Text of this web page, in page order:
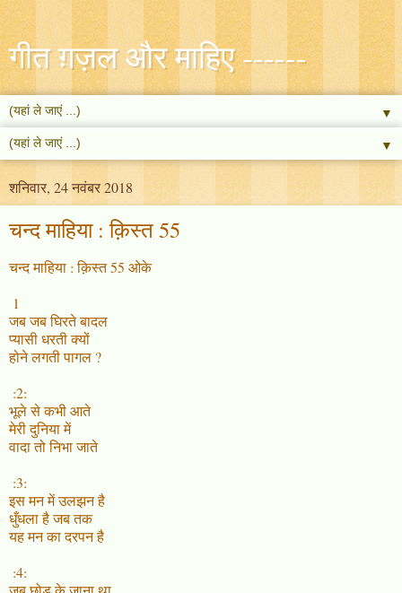
गीत ग़ज़ल और माहिए ------
▼
▼
शनिवार, 24 नवंबर 2018
चन्द माहिया : क़िस्त 55
चन्द माहिया : क़िस्त 55 ओके
1
जब जब घिरते बादल
प्यासी धरती क्यों
होने लगती पागल ?
:2:
भूले से कभी आते
मेरी दुनिया में
वादा तो निभा जाते
:3:
इस मन में उलझन है
धुँधला है जब तक
यह मन का दरपन है
:4: